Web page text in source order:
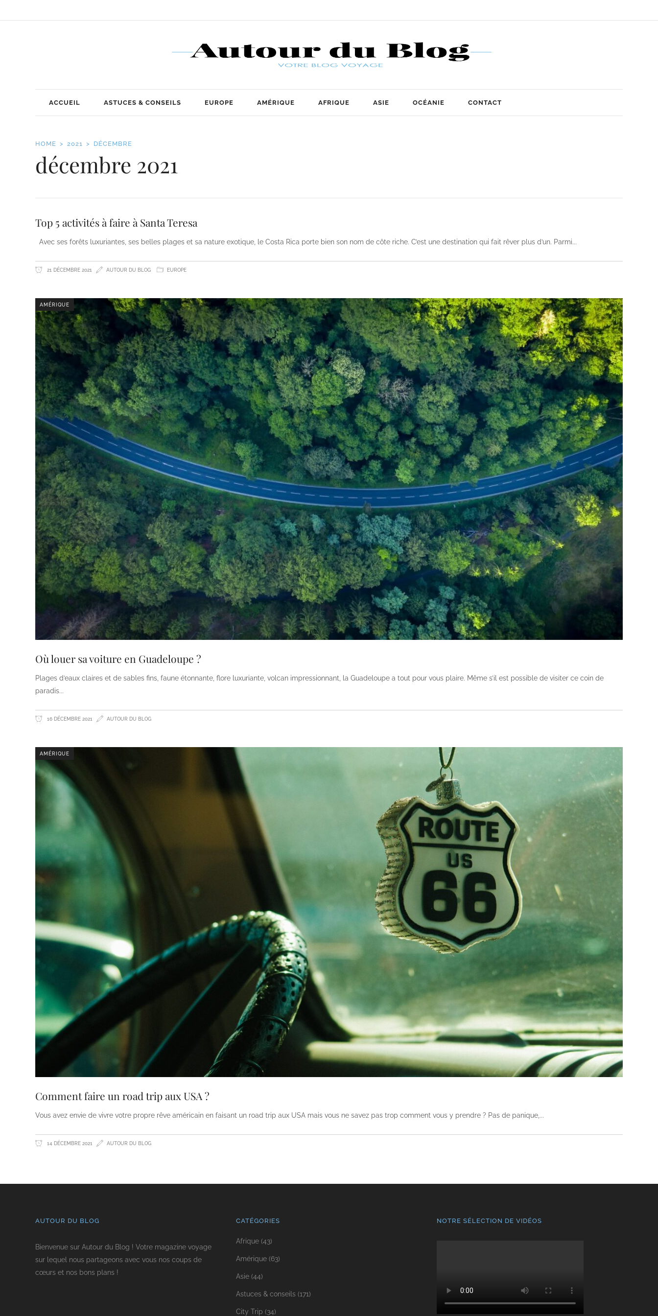
ACCUEIL ASTUCES & CONSEILS EUROPE AMÉRIQUE AFRIQUE ASIE OCÉANIE CONTACT
HOME 2021 DÉCEMBRE
décembre 2021
Top 5 activités à faire à Santa Teresa
Avec ses forêts luxuriantes, ses belles plages et sa nature exotique, le Costa Rica porte bien son nom de côte riche. C’est une destination qui fait rêver plus d’un. Parmi
21 DÉCEMBRE 2021 AUTOUR DU BLOG EUROPE
AMÉRIQUE
Où louer sa voiture en Guadeloupe ?
Plages d’eaux claires et de sables fins, faune étonnante, flore luxuriante, volcan impressionnant, la Guadeloupe a tout pour vous plaire. Même s’il est possible de visiter ce coin de
paradis
16 DÉCEMBRE 2021 AUTOUR DU BLOG
AMÉRIQUE
Comment faire un road trip aux USA ?
Vous avez envie de vivre votre propre rêve américain en faisant un road trip aux USA mais vous ne savez pas trop comment vous y prendre ? Pas de panique,
14 DÉCEMBRE 2021 AUTOUR DU BLOG
AUTOUR DU BLOG
Bienvenue sur Autour du Blog ! Votre magazine voyage
sur lequel nous partageons avec vous nos coups de
cœurs et nos bons plans !
CATÉGORIES
Afrique(43)
Amérique(63)
Asie(44)
Astuces & conseils (171)
City Trip (34)
NOTRE SÉLECTION DE VIDÉOS